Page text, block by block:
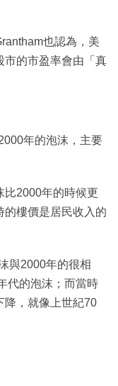
也認為，美
市的市盈率會由「真
年的泡沫，主要
比2000年的時候更
的樓價是居民收入的
與2000年的很相
代的泡沫；而當時
降，就像上世紀70